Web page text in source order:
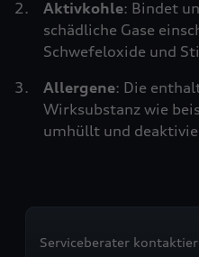
Aktivkohle: Bindet
schädliche Gase
Schwefeloxide und
Allergene: Die
Wirksubstanz wie
umhüllt und
Serviceberater